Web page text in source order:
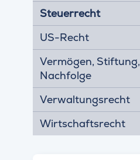
Steuerrecht
US-Recht
Vermögen, Stiftung,
Nachfolge
Verwaltungsrecht
Wirtschaftsrecht